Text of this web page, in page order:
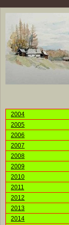
2004
2005
2006
2007
2008
2009
2010
2011
2012
2013
2014